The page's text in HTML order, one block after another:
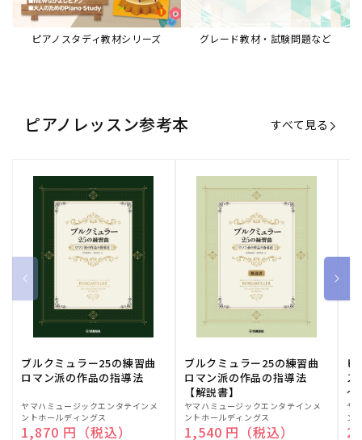
ピアノスタディ教材シリーズ グレード教材・試験問題など
ピアノレッスン参考本 すべて見る
ブルクミュラー25の練習曲
ロマン派の作品の指導法
販
売
ヤマハミュージックエンタテインメ
ントホールディングス
通常価格
1,870 円（税込）
ブルクミュラー25の練習曲
ロマン派の作品の指導法
【解説書】
販
売
ヤマハミュージックエンタテインメ
ントホールディングス
通常価格
1,540 円（税込）
ピ
ス
～
販
売
ヤ
ン